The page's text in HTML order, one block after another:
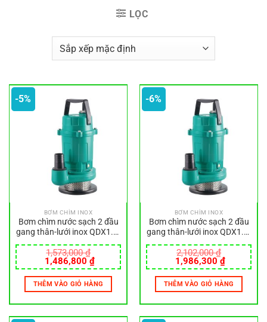
LỌC
-5%
BƠM CHÌM INOX
Bơm chìm nước sạch 2 đầu
gang thân-lưới inox QDX1.5-
1,573,000₫
Giá
gốc
là:
1,573,000 ₫.
1,486,800 ₫Giá
hiện
tại
là:
1,486,800 ₫.
THÊM VÀO GIỎ HÀNG
-6%
BƠM CHÌM INOX
Bơm chìm nước sạch 2 đầu
gang thân-lưới inox QDX1.5-
2,102,000₫
Giá
gốc
là:
2,102,000 ₫.
1,986,300 ₫Giá
hiện
tại
là:
THÊM VÀO GIỎ HÀNG